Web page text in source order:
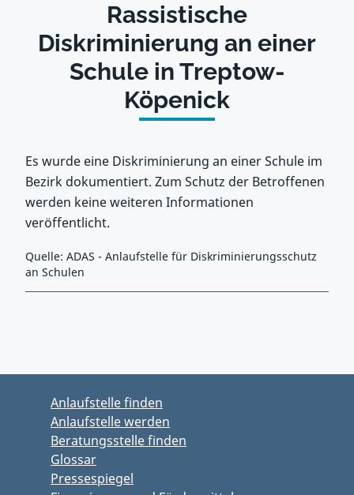
Rassistische
Diskriminierung an einer
Schule in Treptow-
Köpenick
Es wurde eine Diskriminierung an einer Schule im
Bezirk dokumentiert. Zum Schutz der Betroffenen
werden keine weiteren Informationen
veröffentlicht.
Quelle: ADAS - Anlaufstelle für Diskriminierungsschutz
an Schulen
Anlaufstelle finden
Anlaufstelle werden
Beratungsstelle finden
Glossar
Pressespiegel